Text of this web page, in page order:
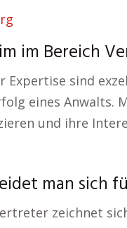
im Bereich
Expertise sind
eines Anwalts.
und ihre
man sich
zeichnet